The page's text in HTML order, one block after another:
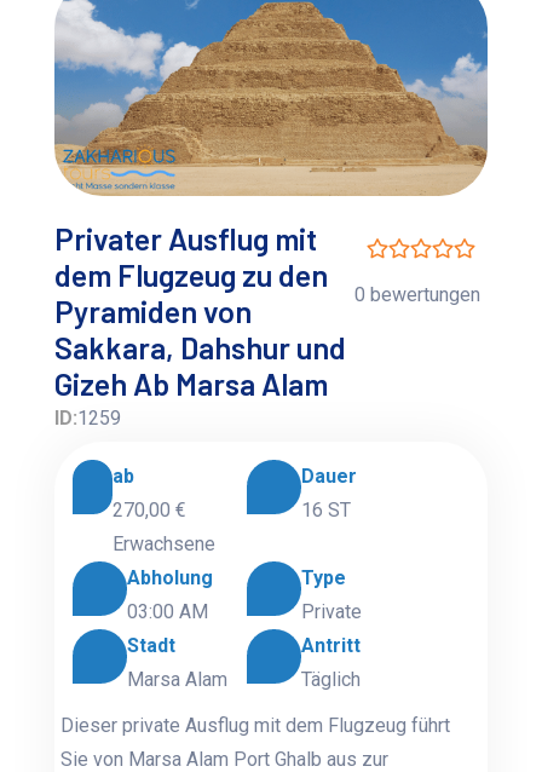
Privater Ausflug mit
dem Flugzeug zu den
Pyramiden von
Sakkara, Dahshur und
Gizeh Ab Marsa Alam
ID:1259
0 bewertungen
ab
270,00 €
Erwachsene
Dauer
16 ST
Abholung
03:00 AM
Type
Private
Stadt
Marsa Alam
Antritt
Täglich
Dieser private Ausflug mit dem Flugzeug führt
Sie von Marsa Alam Port Ghalb aus zur